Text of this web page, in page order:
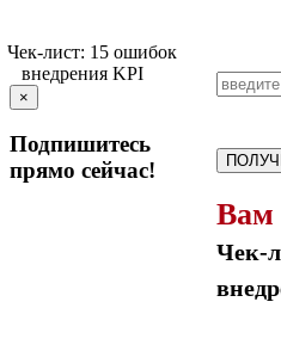
Вам
Чек-
×
Подпишитесь
прямо сейчас!